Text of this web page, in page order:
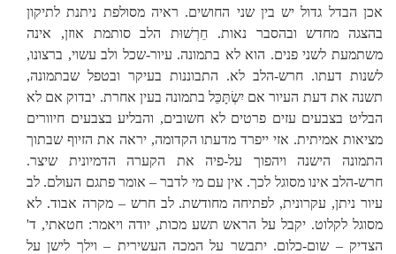
אכן הבדל גדול יש בין שני החושים. ראיה מסולפת ניתנת לתיקון
בהצגה מחדש ובהסבר נאות. חֵרְשׁוּת הלב סותמת אוזן, אינה
משתמעת לשני פנים. הוא לא בתמונה. עיור-שכל ולב עשוי, ברצונו,
לשנות דעתו. חרש-הלב לא. התבוננות בעיקר ובטפל שבתמונה,
תשנה את דעת העיור אם יִשְׂתָּכֵּל בתמונה בעין אחרת. יבדוק אם לא
הבליט בצבעים עזים פרטים לא חשובים, והבליע בצבעים חיוורים
מציאות אמיתית. אזי ייפרד מדעתו הקדומה, יראה את הזיוף שבתוך
התמונה הישנה ויהפוך על-פיה את הקערה הדמיונית שיצר.
חרש-הלב אינו מסוגל לכך. אין עם מי לדבר – אומר פתגם העולם. לב
עיור ניתן, עקרונית, לפתיחה מחודשת. לב חרש – מקרה אבוד. לא
מסוגל לקלוט. יקבל על הראש תשע מכות, יודה ויאמר: חטאתי, ד'
הצדיק – שום-כלום. יתבשר על המכה העשירית – וילך לישן על